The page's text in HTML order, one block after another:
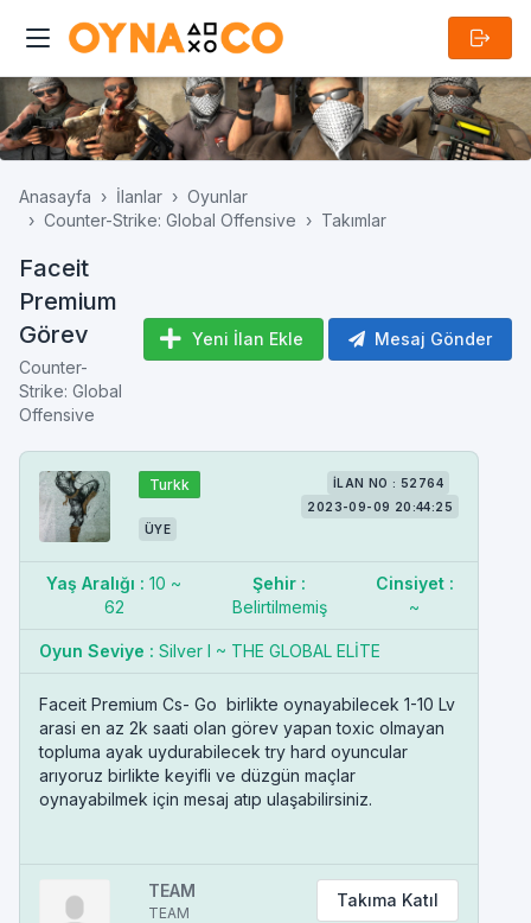
Anasayfa İlanlar
Oyunlar
Counter-Strike: Global Offensive
Takımlar
Faceit
Premium
Görev
Counter-
Strike: Global
Offensive
Yeni İlan Ekle Mesaj Gönder
Turkk
ÜYE
İLAN NO : 52764
2023-09-09 20:44:25
Yaş Aralığı : 10 ~
62
Şehir :
Belirtilmemiş
Cinsiyet :
~
Oyun Seviye : Silver I ~ THE GLOBAL ELİTE
Faceit Premium Cs- Go birlikte oynayabilecek 1-10 Lv
arasi en az 2k saati olan görev yapan toxic olmayan
topluma ayak uydurabilecek try hard oyuncular
arıyoruz birlikte keyifli ve düzgün maçlar
oynayabilmek için mesaj atıp ulaşabilirsiniz.
TEAM
TEAM
Takıma Katıl